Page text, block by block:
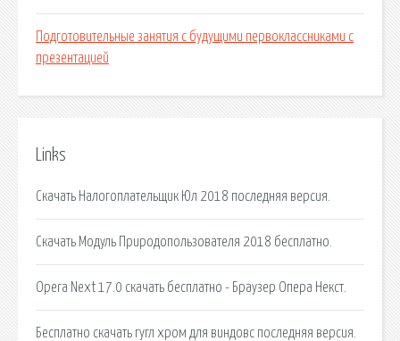
Подготовительные занятия с будущими первоклассниками с
презентацией
Links
Скачать Налогоплательщик Юл 2018 последняя версия.
Скачать Модуль Природопользователя 2018 бесплатно.
Opera Next 17.0 скачать бесплатно - Браузер Опера Некст.
Бесплатно скачать гугл хром для виндовс последняя версия.